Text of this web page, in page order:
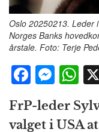
Oslo 20250213. Leder
Norges Banks
årstale. Foto: Terje
F
a
c
M
e
ss
W
h
at
FrP-leder
valget i USA